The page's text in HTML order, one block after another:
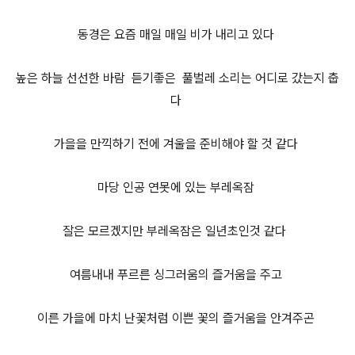
동경은 요즘 매일 매일 비가 내리고 있다
높은 하늘 선선한 바람 듣기좋은 풀벌레 소리는 어디로 갔는지 춥
다
가을을 만끽하기 전에 겨울을 준비해야 할 것 같다
마당 인공 연못에 있는 부레옥잠
잘은 모르겠지만 부레옥잠은 일년초인것 같다
여름내내 푸르른 싱그러움의 즐거움을 주고
이른 가을에 마치 난꽃처럼 이쁜 꽃의 즐거움을 안겨주곤